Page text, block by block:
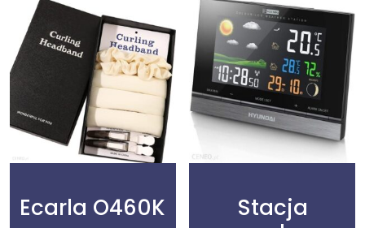
Ecarla O460K
Stacja